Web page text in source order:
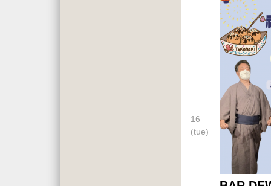
16
(tue)